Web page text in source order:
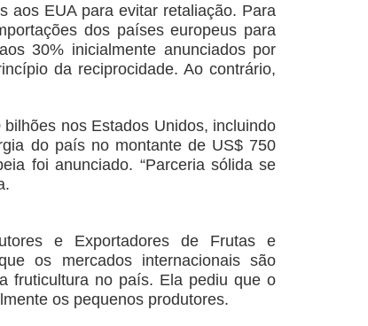
aos EUA para evitar retaliação. Para
dos países europeus para
30% inicialmente anunciados por
da reciprocidade. Ao contrário,
nos Estados Unidos, incluindo
do país no montante de US$ 750
foi anunciado. “Parceria sólida se
e Exportadores de Frutas e
os mercados internacionais são
fruticultura no país. Ela pediu que o
os pequenos produtores.